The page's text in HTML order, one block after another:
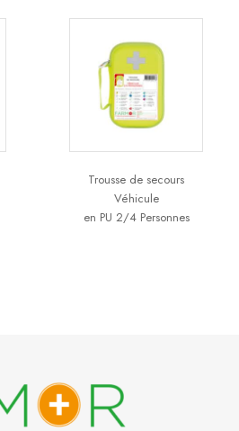
Trousse de secours
Véhicule
en PU 2/4 Personnes